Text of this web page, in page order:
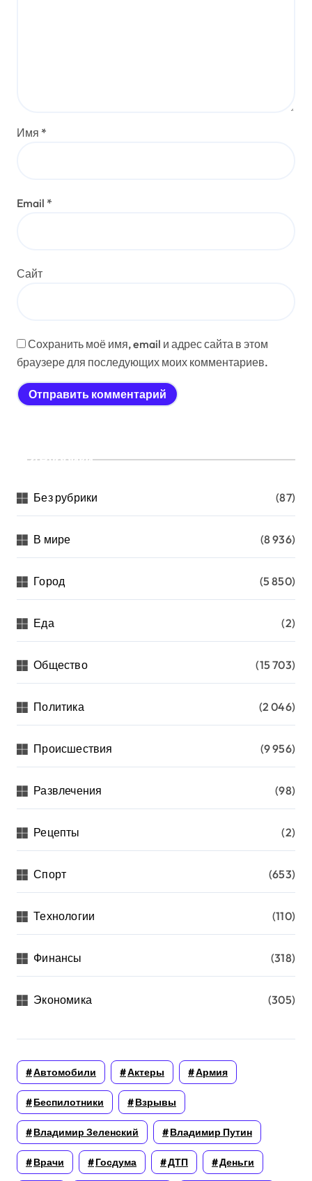
Имя *
Email *
Сайт
Сохранить моё имя, email и адрес сайта в этом
браузере для последующих моих комментариев.
Рубрики
Без рубрики (87)
В мире (8 936)
Город (5 850)
Еда (2)
Общество (15 703)
Политика (2 046)
Происшествия (9 956)
Развлечения (98)
Рецепты (2)
Спорт (653)
Технологии (110)
Финансы (318)
Экономика (305)
Автомобили Актеры Армия
Беспилотники Взрывы
Владимир Зеленский Владимир Путин
Врачи Госдума ДТП Деньги